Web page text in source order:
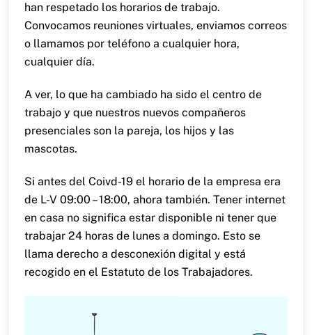
han respetado los horarios de trabajo.
Convocamos reuniones virtuales, enviamos correos
o llamamos por teléfono a cualquier hora,
cualquier día.
A ver, lo que ha cambiado ha sido el centro de
trabajo y que nuestros nuevos compañeros
presenciales son la pareja, los hijos y las
mascotas.
Si antes del Coivd-19 el horario de la empresa era
de L-V 09:00 – 18:00, ahora también. Tener internet
en casa no significa estar disponible ni tener que
trabajar 24 horas de lunes a domingo. Esto se
llama derecho a desconexión digital y está
recogido en el Estatuto de los Trabajadores.